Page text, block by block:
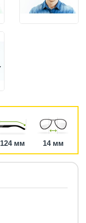
124 мм 14 мм